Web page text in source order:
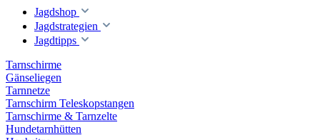
Jagdshop
Jagdstrategien
Jagdtipps
Tarnschirme
Gänseliegen
Tarnnetze
Tarnschirm Teleskopstangen
Tarnschirme & Tarnzelte
Hundetarnhütten